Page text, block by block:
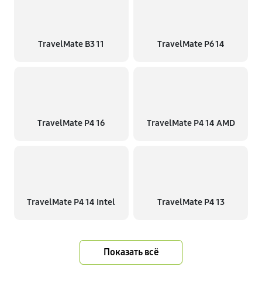
TravelMate B3 11 TravelMate P6 14
TravelMate P4 16 TravelMate P4 14 AMD
TravelMate P4 14 Intel TravelMate P4 13
Показать всё